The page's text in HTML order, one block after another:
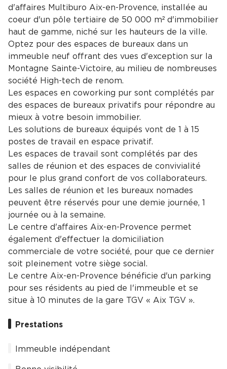
d'affaires Multiburo Aix-en-Provence, installée au
coeur d'un pôle tertiaire de 50 000 m² d'immobilier
haut de gamme, niché sur les hauteurs de la ville.
Optez pour des espaces de bureaux dans un
immeuble neuf offrant des vues d'exception sur la
Montagne Sainte-Victoire, au milieu de nombreuses
société High-tech de renom.
Les espaces en coworking pur sont complétés par
des espaces de bureaux privatifs pour répondre au
mieux à votre besoin immobilier.
Les solutions de bureaux équipés vont de 1 à 15
postes de travail en espace privatif.
Les espaces de travail sont complétés par des
salles de réunion et des espaces de convivialité
pour le plus grand confort de vos collaborateurs.
Les salles de réunion et les bureaux nomades
peuvent être réservés pour une demie journée, 1
journée ou à la semaine.
Le centre d'affaires Aix-en-Provence permet
également d'effectuer la domiciliation
commerciale de votre société, pour que ce dernier
soit pleinement votre siège social.
Le centre Aix-en-Provence bénéficie d'un parking
pour ses résidents au pied de l'immeuble et se
situe à 10 minutes de la gare TGV « Aix TGV ».
Prestations
Immeuble indépendant